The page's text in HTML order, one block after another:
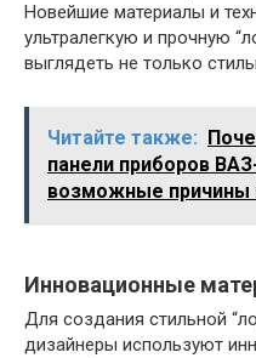
Новейшие материалы и
ультралегкую и прочную
выглядеть не только
Читайте также:
панели приборов
возможные причины
Инновационные
Для создания стильной
дизайнеры используют